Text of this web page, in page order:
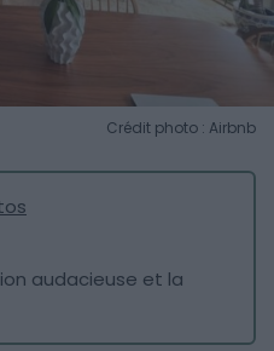
Crédit photo : Airbnb
audacieuse et la